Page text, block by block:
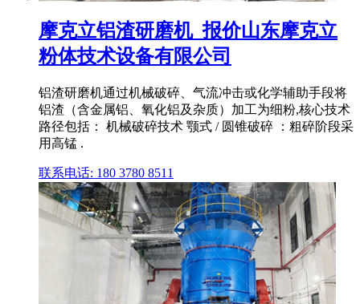
摩克立铝渣研磨机_报价山东摩克立
粉体技术设备有限公司
铝渣研磨机通过机械破碎、气流冲击或化学辅助手段将
铝渣（含金属铝、氧化铝及杂质）加工为细粉,核心技术
路径包括： 机械破碎技术 颚式 / 圆锥破碎 ：粗碎阶段采
用高锰 .
联系电话: 180 3780 8511